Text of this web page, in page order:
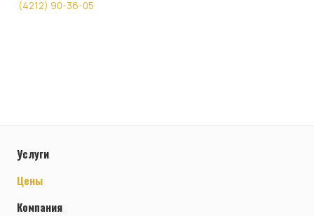
(4212) 90-36-05
Услуги
Цены
Компания